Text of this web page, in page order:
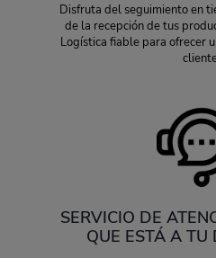
Disfruta del seguimiento en
de la recepción de tus
Logística fiable para ofrecer
SERVICIO DE
QUE ESTÁ A TU